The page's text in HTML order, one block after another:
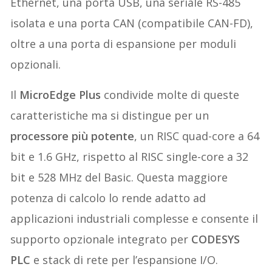
isolata e una porta CAN (compatibile CAN-FD),
oltre a una porta di espansione per moduli
opzionali.
Il MicroEdge Plus condivide molte di queste
caratteristiche ma si distingue per un
processore più potente, un RISC quad-core a 64
bit e 1.6 GHz, rispetto al RISC single-core a 32
bit e 528 MHz del Basic. Questa maggiore
potenza di calcolo lo rende adatto ad
applicazioni industriali complesse e consente il
supporto opzionale integrato per CODESYS
PLC e stack di rete per l’espansione I/O.